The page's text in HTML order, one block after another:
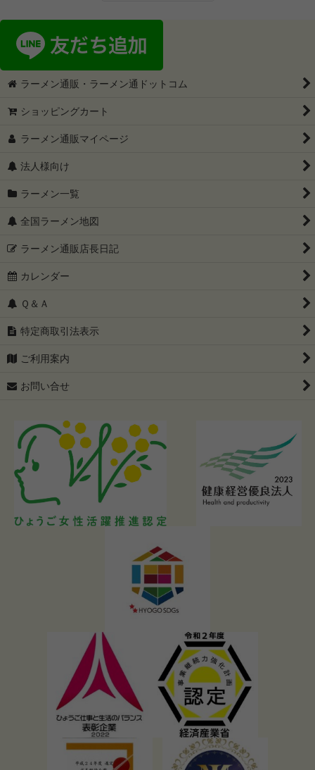
ラーメン通販・ラーメン通ドットコム
ショッピングカート
ラーメン通販マイページ
法人様向け
ラーメン一覧
全国ラーメン地図
ラーメン通販店長日記
カレンダー
Ｑ＆Ａ
特定商取引法表示
ご利用案内
お問い合せ